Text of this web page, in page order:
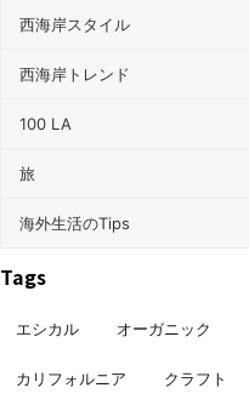
西海岸スタイル
西海岸トレンド
100 LA
旅
海外生活のTips
Tags
エシカル オーガニック
カリフォルニア クラフト